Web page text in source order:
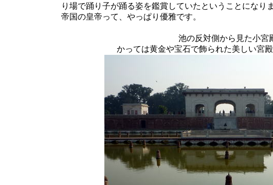
り場で踊り子が踊る姿を鑑賞していたということになりま
帝国の皇帝って、やっぱり優雅です。
池の反対側から見た小宮
かっては黄金や宝石で飾られた美しい宮殿